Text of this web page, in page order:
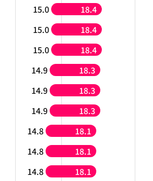
15.0 18.4
15.0 18.4
15.0 18.4
14.9 18.3
14.9 18.3
14.9 18.3
14.8 18.1
14.8 18.1
14.8 18.1